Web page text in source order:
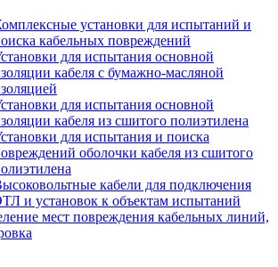
установки для испытаний и
кабельных повреждений
для испытания основной
кабеля с бумажно-масляной
для испытания основной
кабеля из сшитого полиэтилена
для испытания и поиска
оболочки кабеля из сшитого
кабели для подключения
и установок к объектам испытаний
мест повреждения кабельных линий,